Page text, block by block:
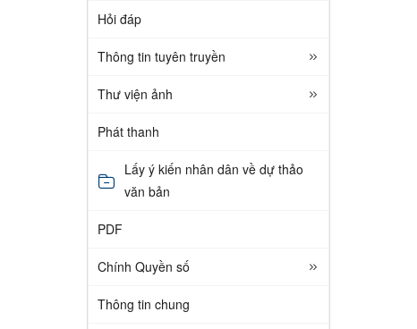
Hỏi đáp
Thông tin tuyên truyền
Thư viện ảnh
Phát thanh
Lấy ý kiến nhân dân về dự thảo
văn bản
PDF
Chính Quyền số
Thông tin chung